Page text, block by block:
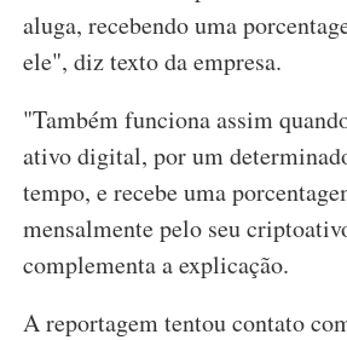
aluga, recebendo uma
ele", diz texto da empresa.
"Também funciona assim
ativo digital, por um
tempo, e recebe uma
mensalmente pelo seu
complementa a explicação.
A reportagem tentou contato